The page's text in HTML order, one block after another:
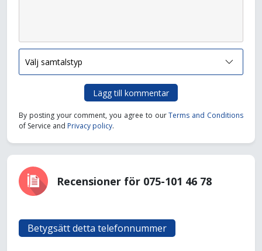
Lägg till kommentar
By posting your comment, you agree to ourTerms and Conditions
of Service and Privacy policy.
Recensioner för 075-101 46 78
Betygsätt detta telefonnummer